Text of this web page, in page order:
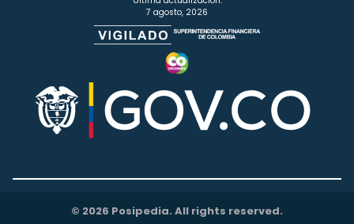
7 agosto, 2026
© 2026 Posipedia. All rights reserved.